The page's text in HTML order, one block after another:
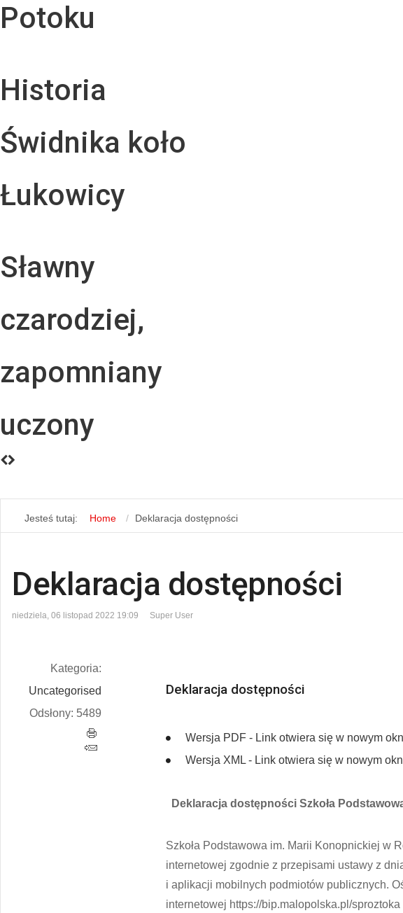
Potoku
Historia
Świdnika koło
Łukowicy
Sławny
czarodziej,
zapomniany
uczony
Jesteś tutaj: Home Deklaracja dostępności
Deklaracja dostępności
niedziela, 06 listopad 2022 19:09 Super User
Kategoria:
Uncategorised
Odsłony: 5489
Deklaracja dostępności
Wersja PDF - Link otwiera się w nowym
Wersja XML - Link otwiera się w nowym
Deklaracja dostępności Szkoła
Szkoła Podstawowa im. Marii Konopnickiej w
internetowej zgodnie z przepisami ustawy z
i aplikacji mobilnych podmiotów publicznych.
internetowej https://bip.malopolska.pl/